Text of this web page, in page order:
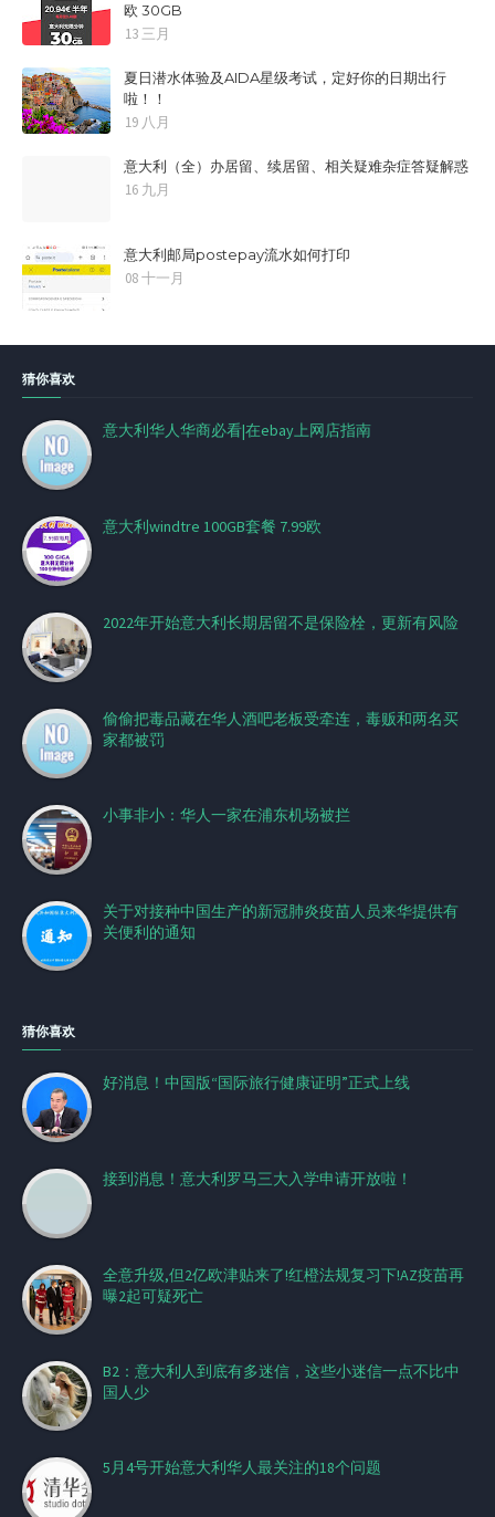
欧 30GB
13 三月
夏日潜水体验及AIDA星级考试，定好你的日期出行
啦！！
19 八月
意大利（全）办居留、续居留、相关疑难杂症答疑解惑
16 九月
意大利邮局postepay流水如何打印
08 十一月
猜你喜欢
意大利华人华商必看|在ebay上网店指南
意大利windtre 100GB套餐 7.99欧
2022年开始意大利长期居留不是保险栓，更新有风险
偷偷把毒品藏在华人酒吧老板受牵连，毒贩和两名买
家都被罚
小事非小：华人一家在浦东机场被拦
关于对接种中国生产的新冠肺炎疫苗人员来华提供有
关便利的通知
猜你喜欢
好消息！中国版“国际旅行健康证明”正式上线
接到消息！意大利罗马三大入学申请开放啦！
全意升级,但2亿欧津贴来了!红橙法规复习下!AZ疫苗再
曝2起可疑死亡
B2：意大利人到底有多迷信，这些小迷信一点不比中
国人少
5月4号开始意大利华人最关注的18个问题